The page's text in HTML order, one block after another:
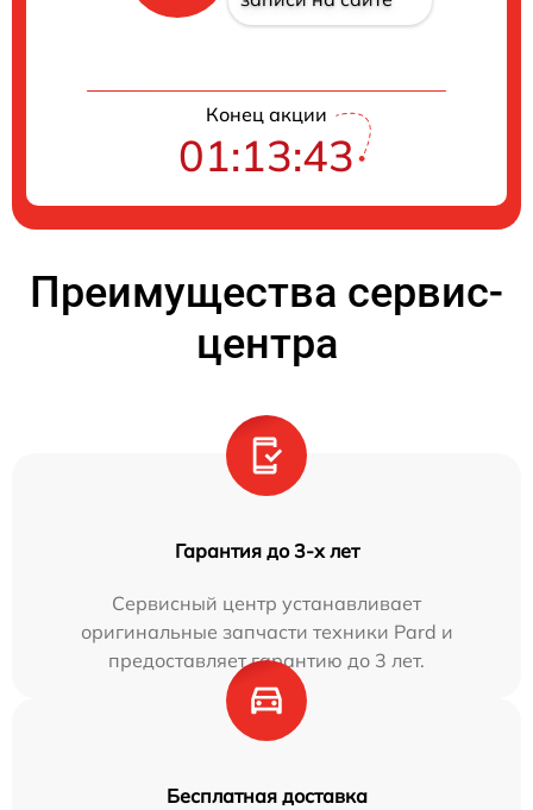
Конец акции
01:13:42
Преимущества сервис-
центра
Гарантия до 3-х лет
Сервисный центр устанавливает
оригинальные запчасти техники Pard и
предоставляет гарантию до 3 лет.
Бесплатная доставка